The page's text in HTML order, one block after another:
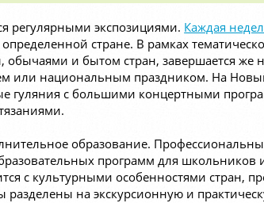
регулярными экспозициями. Каждая
стране. В рамках
обычаями и бытом стран, завершается же
или национальным праздником. На
гуляния с большими концертными
образование.
программ для школьников
с культурными особенностями стран,
на экскурсионную и